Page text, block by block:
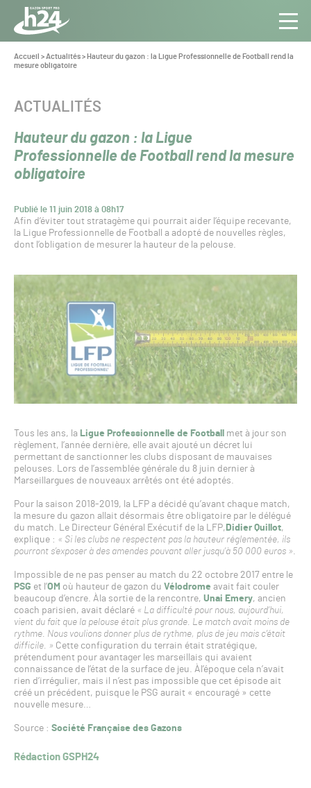
Panneau de gestion des cookies
Aller au contenu
Toute
l’info
du Gazon
Vous
êtes
Accueil >Actualités> Hauteur du gazon : la Ligue Professionnelle de Football rend la
mesure obligatoire
Hauteur du gazon : la Ligue
Professionnelle de Football rend la mesure
obligatoire
Publié le 11 juin 2018 à 08h17
CATÉGORIE :
ACTUALITÉS
Afin d’éviter tout stratagème qui pourrait aider l’équipe recevante,
la Ligue Professionnelle de Football a adopté de nouvelles règles,
dont l’obligation de mesurer la hauteur de la pelouse.
Tous les ans, la Ligue Professionnelle de Football
met à jour son
règlement, l’année dernière, elle avait ajouté un décret lui
permettant de sanctionner les clubs disposant de mauvaises
pelouses. Lors de l’assemblée générale du 8 juin dernier à
Marseillargues de nouveaux arrêtés ont été adoptés.
Pour la saison 2018-2019, la LFP a décidé qu’avant chaque match,
la mesure du gazon allait désormais être obligatoire par le délégué
du match. Le Directeur Général Exécutif de la LFP, Didier Quillot,
explique : « Si les clubs ne respectent pas la hauteur réglementée, ils
pourront s’exposer à des amendes pouvant aller jusqu’à 50 000 euros »
Impossible de ne pas penser au match du 22 octobre 2017 entre le
PSG et l’OM où hauteur de gazon du Vélodrome avait fait couler
beaucoup d’encre. Àla sortie de la rencontre, Unai Emery, ancien
coach parisien, avait déclaré « La difficulté pour nous, aujourd’hui,
vient du fait que la pelouse était plus grande. Le match avait moins de
rythme. Nous voulions donner plus de rythme, plus de jeu mais c’était
difficile. » Cette configuration du terrain était stratégique,
prétendument pour avantager les marseillais qui avaient
connaissance de l’état de la surface de jeu. Àl’époque cela n’avait
rien d’irrégulier, mais il n’est pas impossible que cet épisode ait
créé un précédent, puisque le PSG aurait « encouragé » cette
nouvelle mesure…
Source : Société Française des Gazons
Rédaction GSPH24